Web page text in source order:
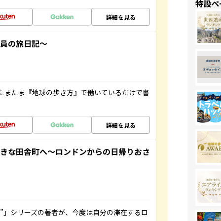
詳細を見る
の旅日記～
たま『地球の歩き方』で働いているだけで書
詳細を見る
な田舎町へ～ロンドンからの日帰りおさ
シリーズの著者が、今度は自分の滞在するロ
特設